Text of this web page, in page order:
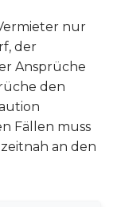
nur
der
Ansprüche
den
Fällen muss
an den